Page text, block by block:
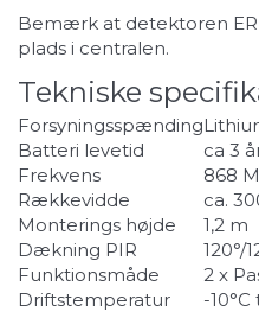
Bemærk at detektoren
plads i centralen.
Tekniske
Forsyningsspænding
Batteri levetid
ca 3
Frekvens
868
Rækkevidde
ca.
Monterings højde
1,2 m
Dækning PIR
120°/
Funktionsmåde
2 x
Driftstemperatur
-10°C